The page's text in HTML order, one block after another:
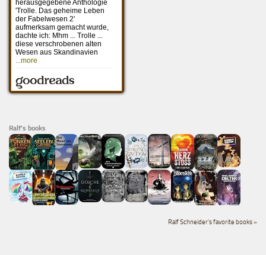
Ralf's books
Ralf Schneider's favorite books »